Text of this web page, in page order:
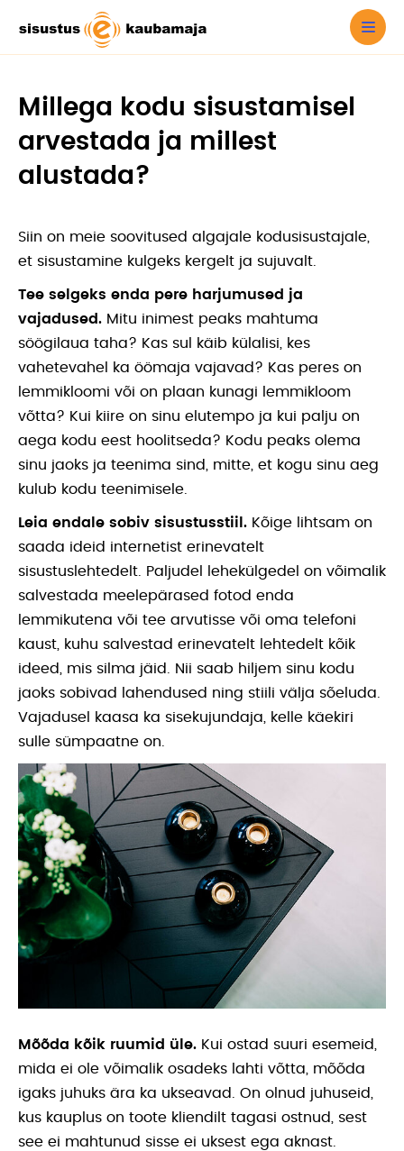
Millega kodu sisustamisel
arvestada ja millest
alustada?
Siin on meie soovitused algajale kodusisustajale,
et sisustamine kulgeks kergelt ja sujuvalt.
Tee selgeks enda pere harjumused ja
vajadused. Mitu inimest peaks mahtuma
söögilaua taha? Kas sul käib külalisi, kes
vahetevahel ka öömaja vajavad? Kas peres on
lemmikloomi või on plaan kunagi lemmikloom
võtta? Kui kiire on sinu elutempo ja kui palju on
aega kodu eest hoolitseda? Kodu peaks olema
sinu jaoks ja teenima sind, mitte, et kogu sinu aeg
kulub kodu teenimisele.
Leia endale sobiv sisustusstiil. Kõige lihtsam on
saada ideid internetist erinevatelt
sisustuslehtedelt. Paljudel lehekülgedel on võimalik
salvestada meelepärased fotod enda
lemmikutena või tee arvutisse või oma telefoni
kaust, kuhu salvestad erinevatelt lehtedelt kõik
ideed, mis silma jäid. Nii saab hiljem sinu kodu
jaoks sobivad lahendused ning stiili välja sõeluda.
Vajadusel kaasa ka sisekujundaja, kelle käekiri
sulle sümpaatne on.
Mõõda kõik ruumid üle. Kui ostad suuri esemeid,
mida ei ole võimalik osadeks lahti võtta, mõõda
igaks juhuks ära ka ukseavad. On olnud juhuseid,
kus kauplus on toote kliendilt tagasi ostnud, sest
see ei mahtunud sisse ei uksest ega aknast.